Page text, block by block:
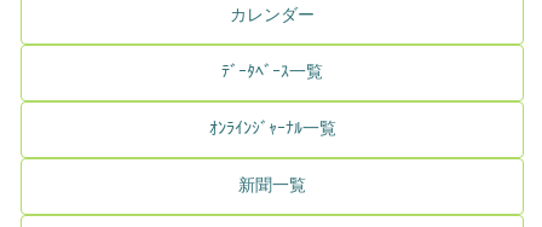
カレンダー
ﾃﾞｰﾀﾍﾞｰｽ一覧
ｵﾝﾗｲﾝｼﾞｬｰﾅﾙ一覧
新聞一覧